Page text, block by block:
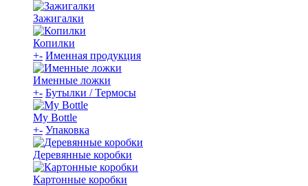
Зажигалки
Копилки
+- Именная продукция
Именные ложки
+- Бутылки / Термосы
My Bottle
+- Упаковка
Деревянные коробки
Картонные коробки